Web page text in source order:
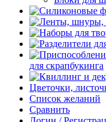
для скрапбукинга
Цветочки,
Список желаний
Сравнить